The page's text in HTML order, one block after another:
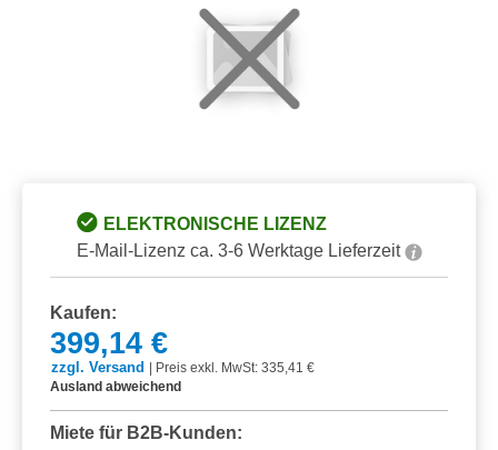
ELEKTRONISCHE LIZENZ
E-Mail-Lizenz ca. 3-6 Werktage Lieferzeit
Kaufen:
399,14 €
zzgl. Versand
Preis exkl. MwSt: 335,41 €
Ausland abweichend
Miete für B2B-Kunden: